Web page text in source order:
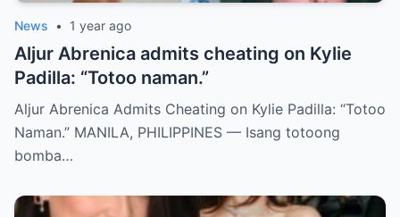
News • 1 year ago
Aljur Abrenica admits cheating on Kylie
Padilla: “Totoo naman.”
Aljur Abrenica Admits Cheating on Kylie Padilla: “Totoo
Naman.” MANILA, PHILIPPINES — Isang totoong
bomba…